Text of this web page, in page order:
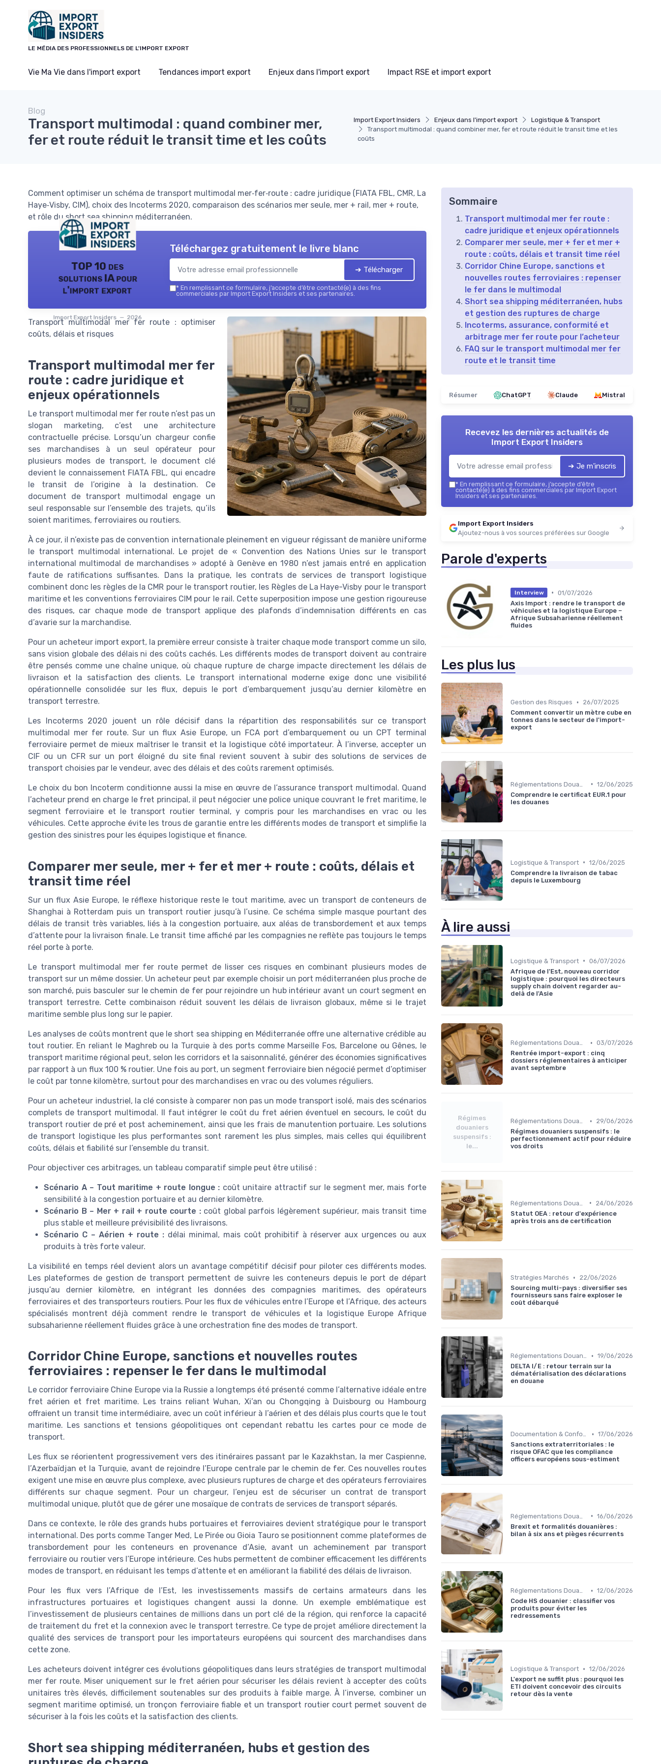
LE MÉDIA DES PROFESSIONNELS DE L'IMPORT EXPORT
Vie Ma Vie dans l'import export Tendances import export Enjeux dans l'import export Impact RSE et import export
Import Export Insiders Enjeux dans l'import export
Logistique & Transport
Transport multimodal : quand combiner mer, fer et route réduit le transit time et les
coûts
Blog
Transport multimodal : quand combiner mer,
fer et route réduit le transit time et les coûts
Comment optimiser un schéma de transport multimodal mer‑fer‑route : cadre juridique (FIATA FBL, CMR, La
Haye‑Visby, CIM), choix des Incoterms 2020, comparaison des scénarios mer seule, mer + rail, mer + route,
et rôle du short sea shipping méditerranéen.
TOP 10 des
solutions IA pour
l'import export
Import Export Insiders — 2026
Téléchargez gratuitement le livre blanc
➔ Télécharger
* En remplissant ce formulaire, j’accepte d’être contacté(e) à des fins
commerciales par Import Export Insiders et ses partenaires.
Transport multimodal mer fer route : optimiser
coûts, délais et risques
Transport multimodal mer fer
route : cadre juridique et
enjeux opérationnels
Le transport multimodal mer fer route n’est pas un
slogan marketing, c’est une architecture
contractuelle précise. Lorsqu’un chargeur confie
ses marchandises à un seul opérateur pour
plusieurs modes de transport, le document clé
devient le connaissement FIATA FBL, qui encadre
le transit de l’origine à la destination. Ce
document de transport multimodal engage un
seul responsable sur l’ensemble des trajets, qu’ils
soient maritimes, ferroviaires ou routiers.
À ce jour, il n’existe pas de convention internationale pleinement en vigueur régissant de manière uniforme
le transport multimodal international. Le projet de « Convention des Nations Unies sur le transport
international multimodal de marchandises » adopté à Genève en 1980 n’est jamais entré en application
faute de ratifications suffisantes. Dans la pratique, les contrats de services de transport logistique
combinent donc les règles de la CMR pour le transport routier, les Règles de La Haye-Visby pour le transport
maritime et les conventions ferroviaires CIM pour le rail. Cette superposition impose une gestion rigoureuse
des risques, car chaque mode de transport applique des plafonds d’indemnisation différents en cas
d’avarie sur la marchandise.
Pour un acheteur import export, la première erreur consiste à traiter chaque mode transport comme un silo,
sans vision globale des délais ni des coûts cachés. Les différents modes de transport doivent au contraire
être pensés comme une chaîne unique, où chaque rupture de charge impacte directement les délais de
livraison et la satisfaction des clients. Le transport international moderne exige donc une visibilité
opérationnelle consolidée sur les flux, depuis le port d’embarquement jusqu’au dernier kilomètre en
transport terrestre.
Les Incoterms 2020 jouent un rôle décisif dans la répartition des responsabilités sur ce transport
multimodal mer fer route. Sur un flux Asie Europe, un FCA port d’embarquement ou un CPT terminal
ferroviaire permet de mieux maîtriser le transit et la logistique côté importateur. À l’inverse, accepter un
CIF ou un CFR sur un port éloigné du site final revient souvent à subir des solutions de services de
transport choisies par le vendeur, avec des délais et des coûts rarement optimisés.
Le choix du bon Incoterm conditionne aussi la mise en œuvre de l’assurance transport multimodal. Quand
l’acheteur prend en charge le fret principal, il peut négocier une police unique couvrant le fret maritime, le
segment ferroviaire et le transport routier terminal, y compris pour les marchandises en vrac ou les
véhicules. Cette approche évite les trous de garantie entre les différents modes de transport et simplifie la
gestion des sinistres pour les équipes logistique et finance.
Comparer mer seule, mer + fer et mer + route : coûts, délais et
transit time réel
Sur un flux Asie Europe, le réflexe historique reste le tout maritime, avec un transport de conteneurs de
Shanghai à Rotterdam puis un transport routier jusqu’à l’usine. Ce schéma simple masque pourtant des
délais de transit très variables, liés à la congestion portuaire, aux aléas de transbordement et aux temps
d’attente pour la livraison finale. Le transit time affiché par les compagnies ne reflète pas toujours le temps
réel porte à porte.
Le transport multimodal mer fer route permet de lisser ces risques en combinant plusieurs modes de
transport sur un même dossier. Un acheteur peut par exemple choisir un port méditerranéen plus proche de
son marché, puis basculer sur le chemin de fer pour rejoindre un hub intérieur avant un court segment en
transport terrestre. Cette combinaison réduit souvent les délais de livraison globaux, même si le trajet
maritime semble plus long sur le papier.
Les analyses de coûts montrent que le short sea shipping en Méditerranée offre une alternative crédible au
tout routier. En reliant le Maghreb ou la Turquie à des ports comme Marseille Fos, Barcelone ou Gênes, le
transport maritime régional peut, selon les corridors et la saisonnalité, générer des économies significatives
par rapport à un flux 100 % routier. Une fois au port, un segment ferroviaire bien négocié permet d’optimiser
le coût par tonne kilomètre, surtout pour des marchandises en vrac ou des volumes réguliers.
Pour un acheteur industriel, la clé consiste à comparer non pas un mode transport isolé, mais des scénarios
complets de transport multimodal. Il faut intégrer le coût du fret aérien éventuel en secours, le coût du
transport routier de pré et post acheminement, ainsi que les frais de manutention portuaire. Les solutions
de transport logistique les plus performantes sont rarement les plus simples, mais celles qui équilibrent
coûts, délais et fiabilité sur l’ensemble du transit.
Pour objectiver ces arbitrages, un tableau comparatif simple peut être utilisé :
Scénario A – Tout maritime + route longue : coût unitaire attractif sur le segment mer, mais forte
sensibilité à la congestion portuaire et au dernier kilomètre.
Scénario B – Mer + rail + route courte :coût global parfois légèrement supérieur, mais transit time
plus stable et meilleure prévisibilité des livraisons.
Scénario C – Aérien + route : délai minimal, mais coût prohibitif à réserver aux urgences ou aux
produits à très forte valeur.
La visibilité en temps réel devient alors un avantage compétitif décisif pour piloter ces différents modes.
Les plateformes de gestion de transport permettent de suivre les conteneurs depuis le port de départ
jusqu’au dernier kilomètre, en intégrant les données des compagnies maritimes, des opérateurs
ferroviaires et des transporteurs routiers. Pour les flux de véhicules entre l’Europe et l’Afrique, des acteurs
spécialisés montrent déjà comment rendre le transport de véhicules et la logistique Europe Afrique
subsaharienne réellement fluides grâce à une orchestration fine des modes de transport.
Corridor Chine Europe, sanctions et nouvelles routes
ferroviaires : repenser le fer dans le multimodal
Le corridor ferroviaire Chine Europe via la Russie a longtemps été présenté comme l’alternative idéale entre
fret aérien et fret maritime. Les trains reliant Wuhan, Xi’an ou Chongqing à Duisbourg ou Hambourg
offraient un transit time intermédiaire, avec un coût inférieur à l’aérien et des délais plus courts que le tout
maritime. Les sanctions et tensions géopolitiques ont cependant rebattu les cartes pour ce mode de
transport.
Les flux se réorientent progressivement vers des itinéraires passant par le Kazakhstan, la mer Caspienne,
l’Azerbaïdjan et la Turquie, avant de rejoindre l’Europe centrale par le chemin de fer. Ces nouvelles routes
exigent une mise en œuvre plus complexe, avec plusieurs ruptures de charge et des opérateurs ferroviaires
différents sur chaque segment. Pour un chargeur, l’enjeu est de sécuriser un contrat de transport
multimodal unique, plutôt que de gérer une mosaïque de contrats de services de transport séparés.
Dans ce contexte, le rôle des grands hubs portuaires et ferroviaires devient stratégique pour le transport
international. Des ports comme Tanger Med, Le Pirée ou Gioia Tauro se positionnent comme plateformes de
transbordement pour les conteneurs en provenance d’Asie, avant un acheminement par transport
ferroviaire ou routier vers l’Europe intérieure. Ces hubs permettent de combiner efficacement les différents
modes de transport, en réduisant les temps d’attente et en améliorant la fiabilité des délais de livraison.
Pour les flux vers l’Afrique de l’Est, les investissements massifs de certains armateurs dans les
infrastructures portuaires et logistiques changent aussi la donne. Un exemple emblématique est
l’investissement de plusieurs centaines de millions dans un port clé de la région, qui renforce la capacité
de traitement du fret et la connexion avec le transport terrestre. Ce type de projet améliore directement la
qualité des services de transport pour les importateurs européens qui sourcent des marchandises dans
cette zone.
Les acheteurs doivent intégrer ces évolutions géopolitiques dans leurs stratégies de transport multimodal
mer fer route. Miser uniquement sur le fret aérien pour sécuriser les délais revient à accepter des coûts
unitaires très élevés, difficilement soutenables sur des produits à faible marge. À l’inverse, combiner un
segment maritime optimisé, un tronçon ferroviaire fiable et un transport routier court permet souvent de
sécuriser à la fois les coûts et la satisfaction des clients.
Short sea shipping méditerranéen, hubs et gestion des
Sommaire
Transport multimodal mer fer route :
cadre juridique et enjeux opérationnels
Comparer mer seule, mer + fer et mer +
route : coûts, délais et transit time réel
Corridor Chine Europe, sanctions et
nouvelles routes ferroviaires : repenser
le fer dans le multimodal
Short sea shipping méditerranéen, hubs
et gestion des ruptures de charge
Incoterms, assurance, conformité et
arbitrage mer fer route pour l’acheteur
FAQ sur le transport multimodal mer fer
route et le transit time
Résumer ChatGPT Claude Mistral
Recevez les dernières actualités de
Import Export Insiders
➔ Je m'inscris
* En remplissant ce formulaire, j’accepte d’être
contacté(e) à des fins commerciales par Import Export
Insiders et ses partenaires.
Import Export Insiders
Ajoutez-nous à vos sources préférées sur Google
Parole d'experts
Interview • 01/07/2026
Axis Import : rendre le transport de
véhicules et la logistique Europe –
Afrique Subsaharienne réellement
fluides
Les plus lus
Gestion des Risques •
26/07/2025
Comment convertir un mètre cube en
tonnes dans le secteur de l'import-
export
• 12/06/2025
Comprendre le certificat EUR.1 pour
les douanes
Logistique & Transport • 12/06/2025
Comprendre la livraison de tabac
depuis le Luxembourg
À lire aussi
Logistique & Transport • 06/07/2026
Afrique de l'Est, nouveau corridor
logistique : pourquoi les directeurs
supply chain doivent regarder au-
delà de l'Asie
Réglementations Douanières • 03/07/2026
Rentrée import-export : cinq
dossiers réglementaires à anticiper
avant septembre
Régimes
douaniers
suspensifs :
le...
Réglementations Douanières •
29/06/2026
Régimes douaniers suspensifs : le
perfectionnement actif pour réduire
vos droits
•
24/06/2026
Statut OEA : retour d'expérience
après trois ans de certification
Stratégies Marchés •
22/06/2026
Sourcing multi-pays : diversifier ses
fournisseurs sans faire exploser le
coût débarqué
Réglementations Douanières • 19/06/2026
DELTA I/E : retour terrain sur la
dématérialisation des déclarations
en douane
Documentation & Conformité • 17/06/2026
Sanctions extraterritoriales : le
risque OFAC que les compliance
officers européens sous-estiment
• 16/06/2026
Brexit et formalités douanières :
bilan à six ans et pièges récurrents
Réglementations Douanières • 12/06/2026
Code HS douanier : classifier vos
produits pour éviter les
redressements
Logistique & Transport • 12/06/2026
L'export ne suffit plus : pourquoi les
ETI doivent concevoir des circuits
retour dès la vente